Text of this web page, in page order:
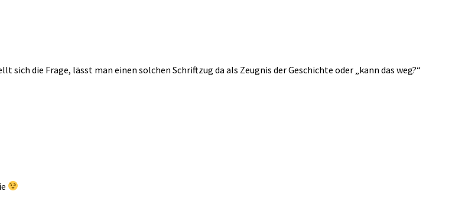
die Frage, lässt man einen solchen Schriftzug da als Zeugnis der Geschichte oder „kann das weg?“